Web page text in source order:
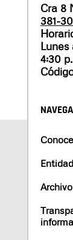
Cra 8
381-
Lunes
4:30